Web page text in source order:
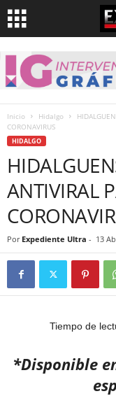
Inicio Hidalgo
CORONAVIRUS
HIDALGO
ANTIVIRAL
Por Expediente Ultra - 13
Tiempo de
*Disponible